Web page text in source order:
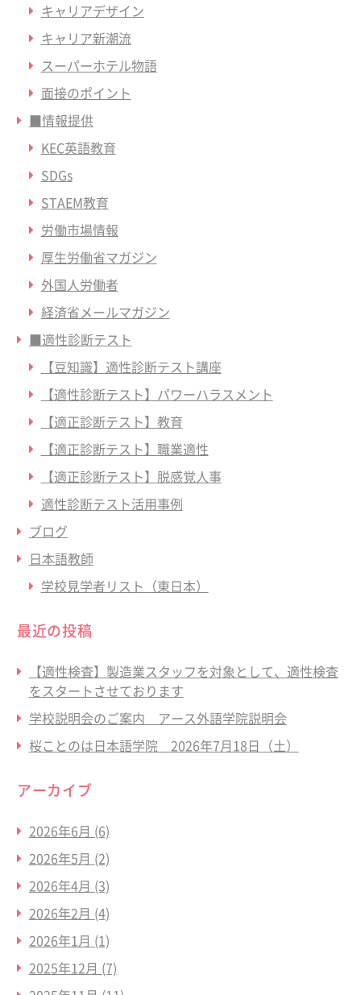
キャリアデザイン
キャリア新潮流
スーパーホテル物語
面接のポイント
■情報提供
KEC英語教育
SDGs
STAEM教育
労働市場情報
厚生労働省マガジン
外国人労働者
経済省メールマガジン
■適性診断テスト
【豆知識】適性診断テスト講座
【適性診断テスト】パワーハラスメント
【適正診断テスト】教育
【適正診断テスト】職業適性
【適正診断テスト】脱感覚人事
適性診断テスト活用事例
ブログ
日本語教師
学校見学者リスト（東日本）
最近の投稿
【適性検査】製造業スタッフを対象として、適性検査
をスタートさせております
学校説明会のご案内 アース外語学院説明会
桜ことのは日本語学院 2026年7月18日（土）
アーカイブ
2026年6月 (6)
2026年5月 (2)
2026年4月 (3)
2026年2月 (4)
2026年1月 (1)
2025年12月 (7)